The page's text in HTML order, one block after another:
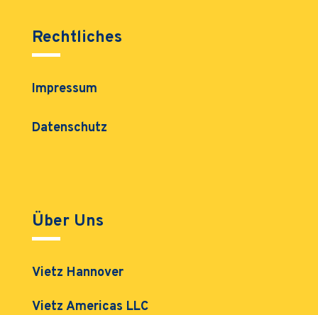
Rechtliches
Impressum
Datenschutz
Über Uns
Vietz Hannover
Vietz Americas LLC